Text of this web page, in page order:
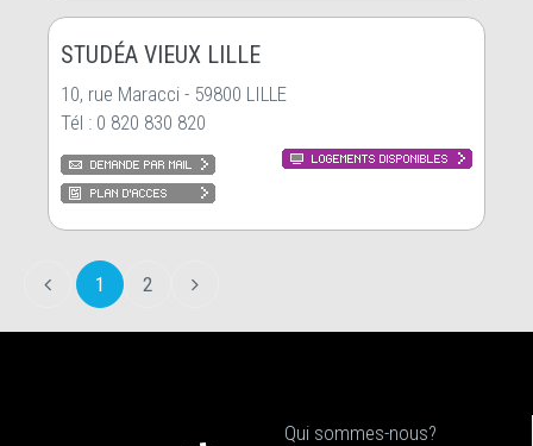
STUDÉA VIEUX LILLE
10, rue Maracci - 59800 LILLE
Tél : 0 820 830 820
1 2
Qui sommes-nous?